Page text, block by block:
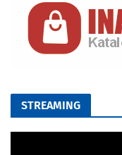
STREAMING